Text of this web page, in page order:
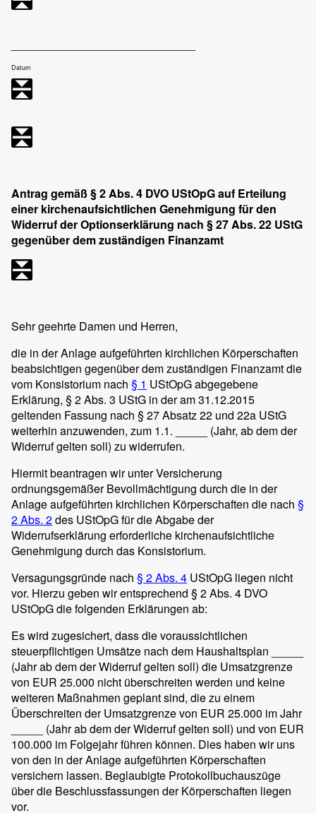
Datum
Antrag gemäß § 2 Abs. 4 DVO UStOpG auf Erteilung
einer kirchenaufsichtlichen Genehmigung für den
Widerruf der Optionserklärung nach § 27 Abs. 22 UStG
gegenüber dem zuständigen Finanzamt
Sehr geehrte Damen und Herren,
die in der Anlage aufgeführten kirchlichen Körperschaften
beabsichtigen gegenüber dem zuständigen Finanzamt die
vom Konsistorium nach § 1 UStOpG abgegebene
Erklärung, § 2 Abs. 3 UStG in der am 31.12.2015
geltenden Fassung nach § 27 Absatz 22 und 22a UStG
weiterhin anzuwenden, zum 1.1. _____ (Jahr, ab dem der
Widerruf gelten soll) zu widerrufen.
Hiermit beantragen wir unter Versicherung
ordnungsgemäßer Bevollmächtigung durch die in der
Anlage aufgeführten kirchlichen Körperschaften die nach §
2 Abs. 2des UStOpG für die Abgabe der
Widerrufserklärung erforderliche kirchenaufsichtliche
Genehmigung durch das Konsistorium.
Versagungsgründe nach § 2 Abs. 4 UStOpG liegen nicht
vor. Hierzu geben wir entsprechend § 2 Abs. 4 DVO
UStOpG die folgenden Erklärungen ab:
Es wird zugesichert, dass die voraussichtlichen
steuerpflichtigen Umsätze nach dem Haushaltsplan _____
(Jahr ab dem der Widerruf gelten soll) die Umsatzgrenze
von EUR 25.000 nicht überschreiten werden und keine
weiteren Maßnahmen geplant sind, die zu einem
Überschreiten der Umsatzgrenze von EUR 25.000 im Jahr
_____ (Jahr ab dem der Widerruf gelten soll) und von EUR
100.000 im Folgejahr führen können. Dies haben wir uns
von den in der Anlage aufgeführten Körperschaften
versichern lassen. Beglaubigte Protokollbuchauszüge
über die Beschlussfassungen der Körperschaften liegen
vor.